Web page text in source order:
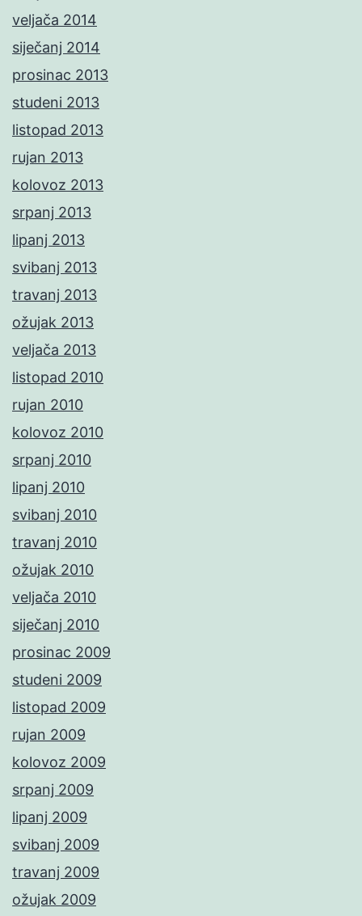
veljača 2014
siječanj 2014
prosinac 2013
studeni 2013
listopad 2013
rujan 2013
kolovoz 2013
srpanj 2013
lipanj 2013
svibanj 2013
travanj 2013
ožujak 2013
veljača 2013
listopad 2010
rujan 2010
kolovoz 2010
srpanj 2010
lipanj 2010
svibanj 2010
travanj 2010
ožujak 2010
veljača 2010
siječanj 2010
prosinac 2009
studeni 2009
listopad 2009
rujan 2009
kolovoz 2009
srpanj 2009
lipanj 2009
svibanj 2009
travanj 2009
ožujak 2009